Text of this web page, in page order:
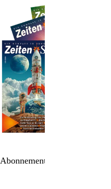
Abonnement bestellen